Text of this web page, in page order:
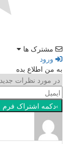
مشترک ها
ورود
به من اطلاع بده